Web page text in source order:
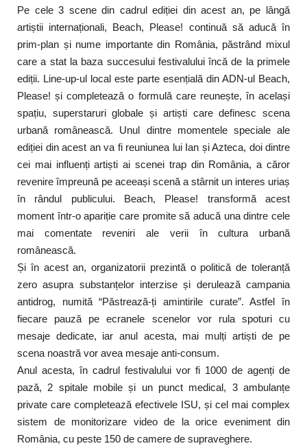
Pe cele 3 scene din cadrul ediției din acest an, pe lângă
artiștii internaționali, Beach, Please! continuă să aducă în
prim-plan și nume importante din România, păstrând mixul
care a stat la baza succesului festivalului încă de la primele
ediții. Line-up-ul local este parte esențială din ADN-ul Beach,
Please! și completează o formulă care reunește, în același
spațiu, superstaruri globale și artiști care definesc scena
urbană românească. Unul dintre momentele speciale ale
ediției din acest an va fi reuniunea lui Ian și Azteca, doi dintre
cei mai influenți artiști ai scenei trap din România, a căror
revenire împreună pe aceeași scenă a stârnit un interes uriaș
în rândul publicului. Beach, Please! transformă acest
moment într-o apariție care promite să aducă una dintre cele
mai comentate reveniri ale verii în cultura urbană
românească.
Și în acest an, organizatorii prezintă o politică de toleranță
zero asupra substanțelor interzise și derulează campania
antidrog, numită “Păstrează-ți amintirile curate”. Astfel în
fiecare pauză pe ecranele scenelor vor rula spoturi cu
mesaje dedicate, iar anul acesta, mai mulți artiști de pe
scena noastră vor avea mesaje anti-consum.
Anul acesta, în cadrul festivalului vor fi 1000 de agenți de
pază, 2 spitale mobile și un punct medical, 3 ambulanțe
private care completează efectivele ISU, și cel mai complex
sistem de monitorizare video de la orice eveniment din
România, cu peste 150 de camere de supraveghere.